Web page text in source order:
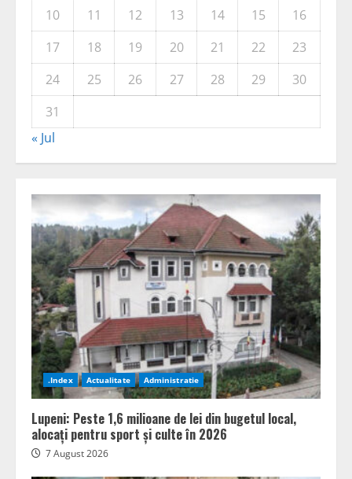
10
11 12 13 14 15
16
17
18 19 20 21 22
23
24
25 26 27 28 29
30
31
« Jul
.Index Actualitate Administratie
Lupeni: Peste 1,6 milioane de lei din bugetul local,
alocați pentru sport și culte în 2026
7 August 2026